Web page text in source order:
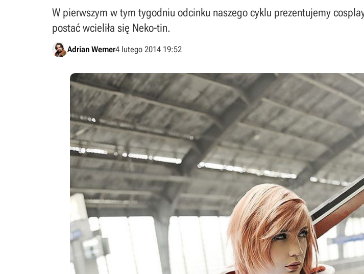
W pierwszym w tym tygodniu odcinku naszego cyklu prezentujemy
postać wcieliła się Neko-tin.
Adrian Werner4 lutego 2014 19:52